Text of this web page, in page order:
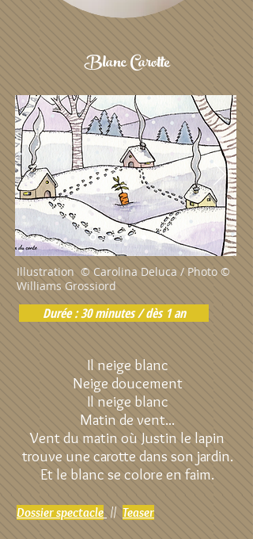
Blanc Carotte
Illustration © Carolina Deluca / Photo ©
Williams Grossiord
Durée : 30 minutes / dès 1 an
Il neige blanc
Neige doucement
Il neige blanc
Matin de vent...
Vent du matin où Justin le lapin
trouve une carotte dans son jardin.
Et le blanc se colore en faim.
Dossier spectacle // Teaser